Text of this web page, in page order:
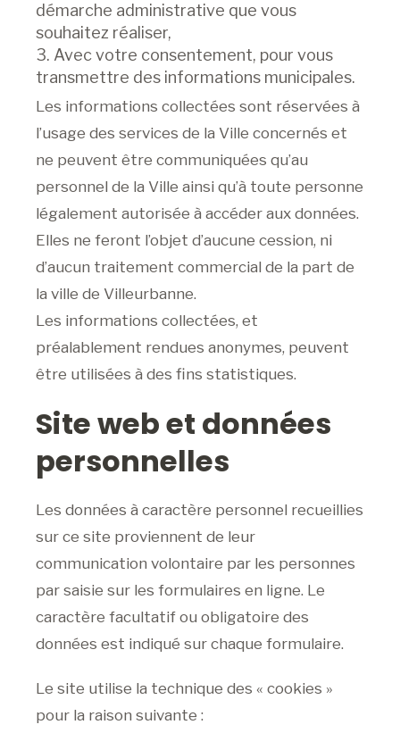
démarche administrative que vous
souhaitez réaliser,
Avec votre consentement, pour vous
transmettre des informations municipales.
Les informations collectées sont réservées à
l’usage des services de la Ville concernés et
ne peuvent être communiquées qu’au
personnel de la Ville ainsi qu’à toute personne
légalement autorisée à accéder aux données.
Elles ne feront l’objet d’aucune cession, ni
d’aucun traitement commercial de la part de
la ville de Villeurbanne.
Les informations collectées, et
préalablement rendues anonymes, peuvent
être utilisées à des fins statistiques.
Site web et données
personnelles
Les données à caractère personnel recueillies
sur ce site proviennent de leur
communication volontaire par les personnes
par saisie sur les formulaires en ligne. Le
caractère facultatif ou obligatoire des
données est indiqué sur chaque formulaire.
Le site utilise la technique des « cookies »
pour la raison suivante :